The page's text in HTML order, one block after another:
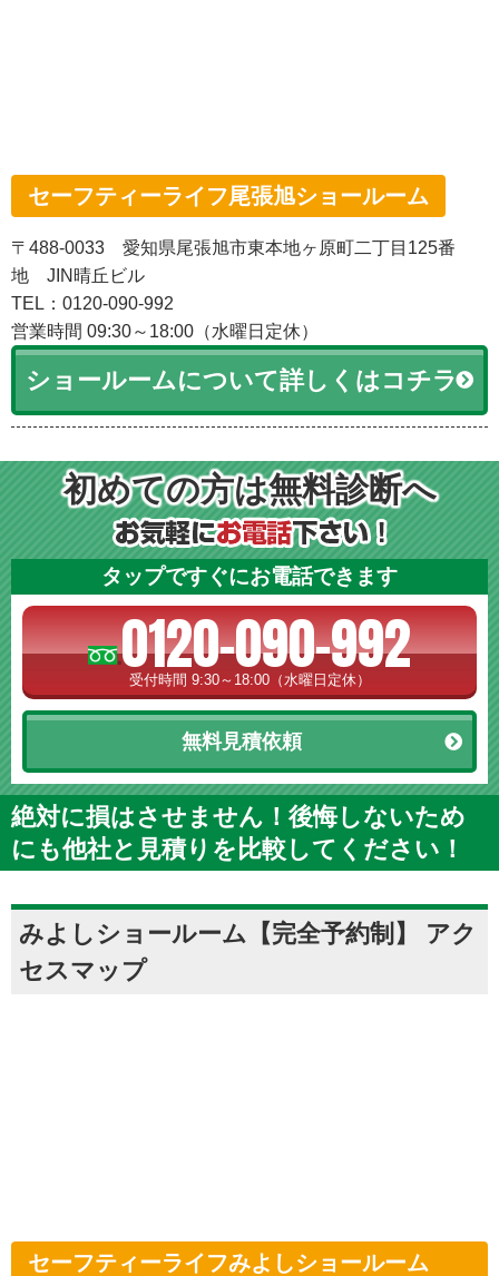
セーフティーライフ尾張旭ショールーム
〒488-0033 愛知県尾張旭市東本地ヶ原町二丁目125番
地 JIN晴丘ビル
TEL：0120-090-992
営業時間 09:30～18:00（水曜日定休）
ショールームについて詳しくはコチラ
初めての方は無料診断へ
タップですぐにお電話できます
0120-090-992
受付時間 9:30～18:00（水曜日定休）
無料見積依頼
絶対に損はさせません！後悔しないため
にも他社と見積りを比較してください！
みよしショールーム【完全予約制】 アク
セスマップ
セーフティーライフみよしショールーム